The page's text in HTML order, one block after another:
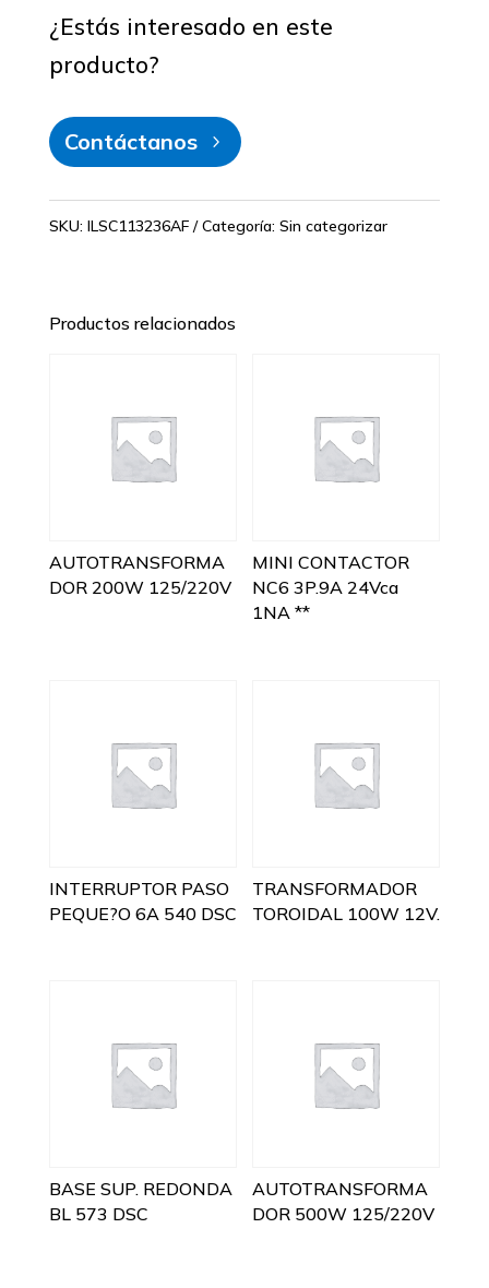
¿Estás interesado en este
producto?
Contáctanos
SKU: ILSC113236AF Categoría: Sin categorizar
Productos relacionados
AUTOTRANSFORMA
DOR 200W 125/220V
MINI CONTACTOR
NC6 3P.9A 24Vca
1NA **
INTERRUPTOR PASO
PEQUE?O 6A 540 DSC
TRANSFORMADOR
TOROIDAL 100W 12V.
BASE SUP. REDONDA
BL 573 DSC
AUTOTRANSFORMA
DOR 500W 125/220V